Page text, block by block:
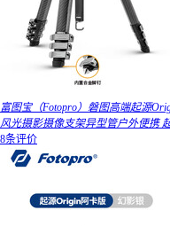
富图宝（Fotopro）磐图高端起源
风光摄影摄像支架异型管户外便携
8条评价